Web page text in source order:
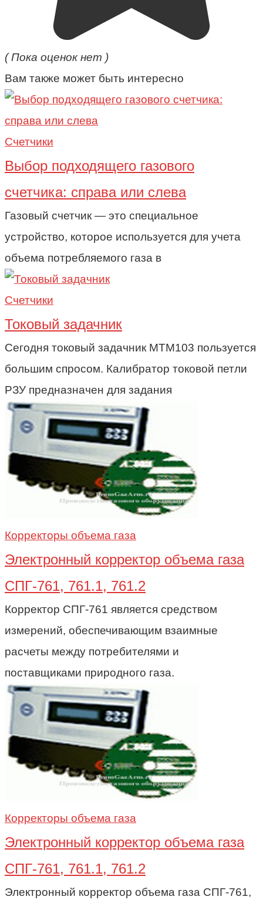
( Пока оценок нет )
Вам также может быть интересно
Счетчики
Выбор подходящего газового
счетчика: справа или слева
Газовый счетчик — это специальное
устройство, которое используется для учета
объема потребляемого газа в
Счетчики
Токовый задачник
Сегодня токовый задачник МТМ103 пользуется
большим спросом. Калибратор токовой петли
РЗУ предназначен для задания
Корректоры объема газа
Электронный корректор объема газа
СПГ-761, 761.1, 761.2
Корректор СПГ-761 является средством
измерений, обеспечивающим взаимные
расчеты между потребителями и
поставщиками природного газа.
Корректоры объема газа
Электронный корректор объема газа
СПГ-761, 761.1, 761.2
Электронный корректор объема газа СПГ-761,